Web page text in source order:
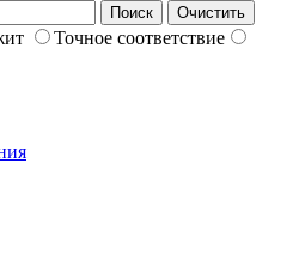
Точное соответствие